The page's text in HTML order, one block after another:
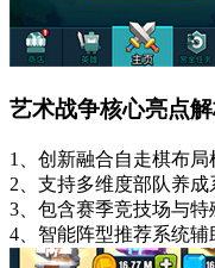
艺术战争核心亮点解
1、创新融合自走棋布
2、支持多维度部队养
3、包含赛季竞技场与
4、智能阵型推荐系统